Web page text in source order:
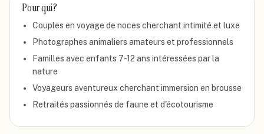
Pour qui ?
Couples en voyage de noces cherchant intimité et luxe
Photographes animaliers amateurs et professionnels
Familles avec enfants 7-12 ans intéressées par la
nature
Voyageurs aventureux cherchant immersion en brousse
Retraités passionnés de faune et d'écotourisme